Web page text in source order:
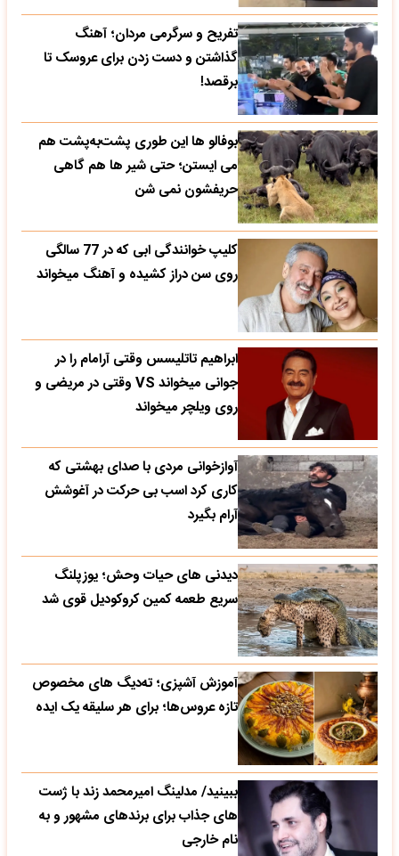
تفریح و سرگرمی مردان؛ آهنگ
گذاشتن و دست زدن برای عروسک تا
برقصد!
بوفالو ها این‌ طوری پشت‌به‌پشت هم
می‌ ایستن؛ حتی شیر ها هم گاهی
حریفشون نمی‌ شن
کلیپ خوانندگی ابی که در 77 سالگی
روی سن دراز کشیده و آهنگ میخواند
ابراهیم تاتلیسس وقتی آرامام را در
جوانی میخواند VS وقتی در مریضی و
روی ویلچر میخواند
آوازخوانی مردی با صدای بهشتی که
کاری کرد اسب بی حرکت در آغوشش
آرام بگیرد
دیدنی های حیات وحش؛ یوزپلنگ
سریع طعمه کمین کروکودیل قوی شد
آموزش آشپزی؛ ته‌دیگ‌ های مخصوص
تازه‌ عروس‌ها؛ برای هر سلیقه یک ایده
ببینید/ مدلینگ امیرمحمد زند با ژست
های جذاب برای برندهای مشهور و به
نام خارجی